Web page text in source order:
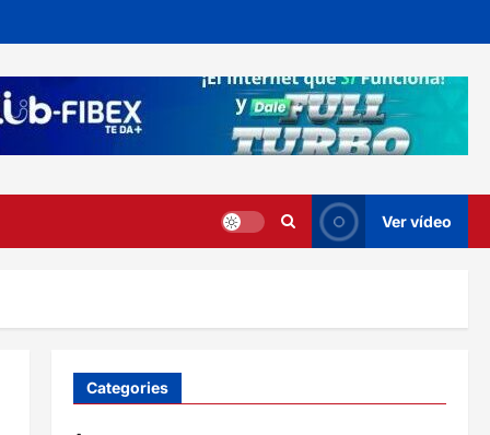
Ver vídeo
Categories